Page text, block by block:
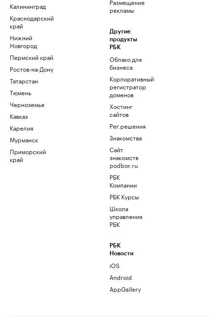
Калининград
Краснодарский
край
Нижний
Новгород
Пермский край
Ростов-на-Дону
Татарстан
Тюмень
Черноземье
Кавказ
Карелия
Мурманск
Приморский
край
рекламы
Другие
продукты
РБК
Облако для
бизнеса
Корпоративный
регистратор
доменов
Хостинг
сайтов
Рег.решения
Знакомства
Сайт
знакомств
podbor.ru
РБК
Компании
РБК Курсы
Школа
управления
РБК
РБК
Новости
iOS
Android
AppGallery